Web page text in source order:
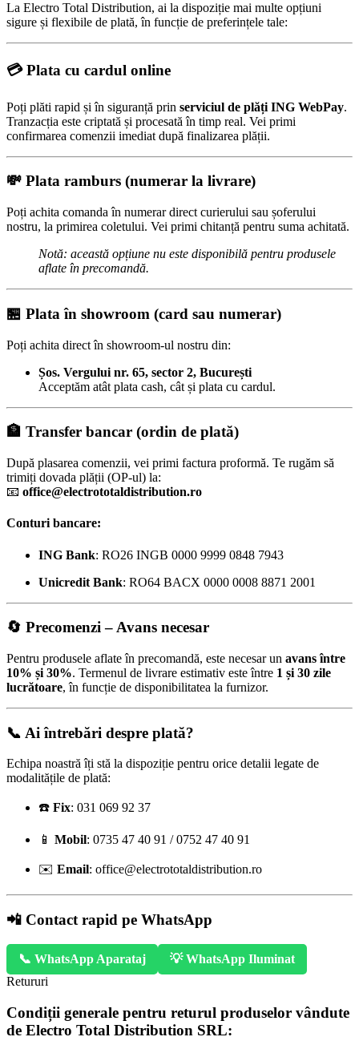
La Electro Total Distribution, ai la dispoziție mai multe opțiuni
sigure și flexibile de plată, în funcție de preferințele tale:
💳Plata cu cardul online
Poți plăti rapid și în siguranță prin serviciul de plăți ING WebPay.
Tranzacția este criptată și procesată în timp real. Vei primi
confirmarea comenzii imediat după finalizarea plății.
💸 Plata ramburs (numerar la livrare)
Poți achita comanda în numerar direct curierului sau șoferului
nostru, la primirea coletului. Vei primi chitanță pentru suma achitată.
Notă: această opțiune nu este disponibilă pentru produsele
aflate în precomandă.
🏪 Plata în showroom (card sau numerar)
Poți achita direct în showroom-ul nostru din:
Șos. Vergului nr. 65, sector 2, București
Acceptăm atât plata cash, cât și plata cu cardul.
🏦 Transfer bancar (ordin de plată)
După plasarea comenzii, vei primi factura proformă. Te rugăm să
trimiți dovada plății (OP-ul) la:
📧 office@electrototaldistribution.ro
Conturi bancare:
ING Bank: RO26 INGB 0000 9999 0848 7943
Unicredit Bank: RO64 BACX 0000 0008 8871 2001
🔄 Precomenzi – Avans necesar
Pentru produsele aflate în precomandă, este necesar un avans între
10% și 30%. Termenul de livrare estimativ este între 1 și 30 zile
lucrătoare, în funcție de disponibilitatea la furnizor.
📞 Ai întrebări despre plată?
Echipa noastră îți stă la dispoziție pentru orice detalii legate de
modalitățile de plată:
☎️ Fix: 031 069 92 37
📱 Mobil: 0735 47 40 91 / 0752 47 40 91
✉️ Email: office@electrototaldistribution.ro
📲 Contact rapid pe WhatsApp
📞 WhatsApp Aparataj
💡 WhatsApp Iluminat
Retururi
Condiții generale pentru returul produselor vândute
de Electro Total Distribution SRL: